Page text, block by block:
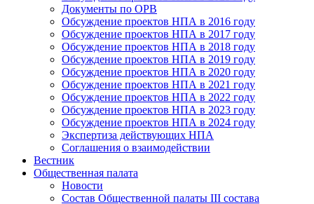
Документы по ОРВ
Обсуждение проектов НПА в 2016 году
Обсуждение проектов НПА в 2017 году
Обсуждение проектов НПА в 2018 году
Обсуждение проектов НПА в 2019 году
Обсуждение проектов НПА в 2020 году
Обсуждение проектов НПА в 2021 году
Обсуждение проектов НПА в 2022 году
Обсуждение проектов НПА в 2023 году
Обсуждение проектов НПА в 2024 году
Экспертиза действующих НПА
Соглашения о взаимодействии
Вестник
Общественная палата
Новости
Состав Общественной палаты III состава